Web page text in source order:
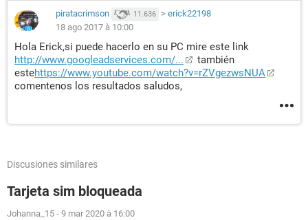
piratacrimson 11.636 > erick22198
18 ago 2017 à 10:00
Hola Erick,si puede hacerlo en su PC mire este link
http://www.googleadservices.com/...
también
estehttps://www.youtube.com/watch?v=rZVgezwsNUA
comentenos los resultados saludos,
Discusiones similares
Tarjeta sim bloqueada
Johanna_15 - 9 mar 2020 à 16:00